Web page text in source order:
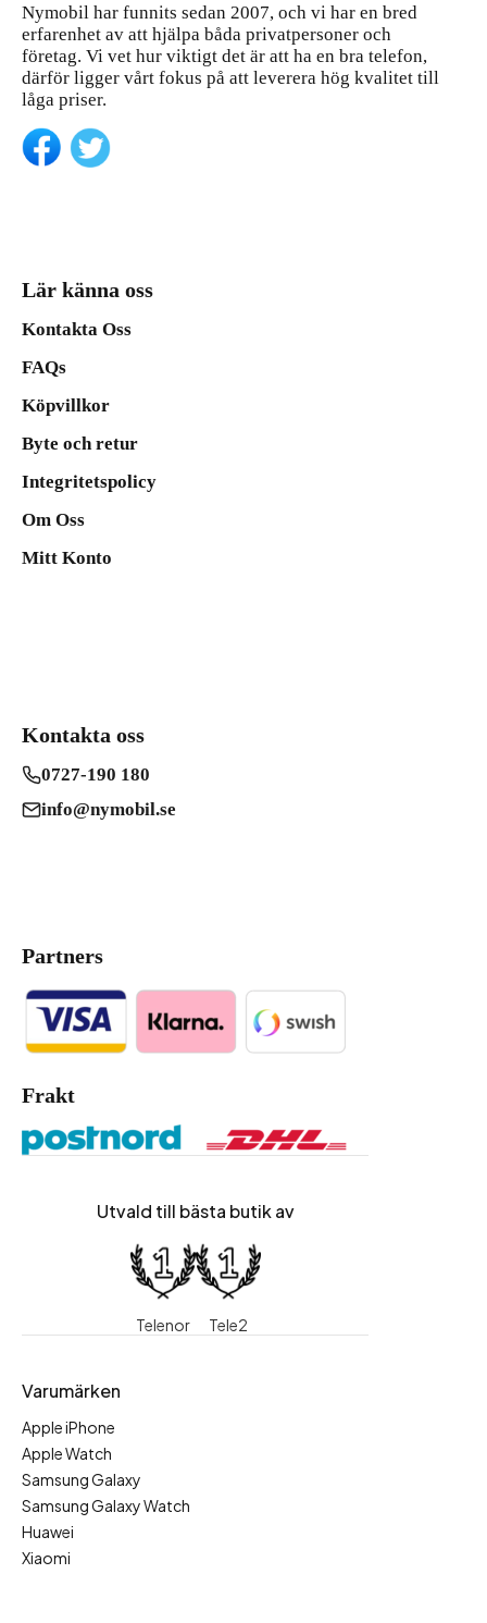
Nymobil har funnits sedan 2007, och vi har en bred
erfarenhet av att hjälpa båda privatpersoner och
företag. Vi vet hur viktigt det är att ha en bra telefon,
därför ligger vårt fokus på att leverera hög kvalitet till
låga priser.
Lär känna oss
Kontakta Oss
FAQs
Köpvillkor
Byte och retur
Integritetspolicy
Om Oss
Mitt Konto
Kontakta oss
0727-190 180
info@nymobil.se
Partners
Frakt
Utvald till bästa butik av
Telenor Tele2
Varumärken
Apple iPhone
Apple Watch
Samsung Galaxy
Samsung Galaxy Watch
Huawei
Xiaomi